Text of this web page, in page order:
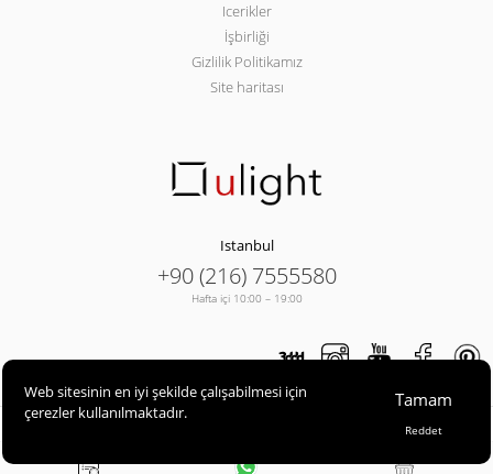
Icerikler
İşbirliği
Gizlilik Politikamız
Site haritası
Istanbul
+90 (216) 7555580
Hafta içi 10:00 – 19:00
Web sitesinin en iyi şekilde çalışabilmesi için
çerezler kullanılmaktadır.
Tamam
Reddet